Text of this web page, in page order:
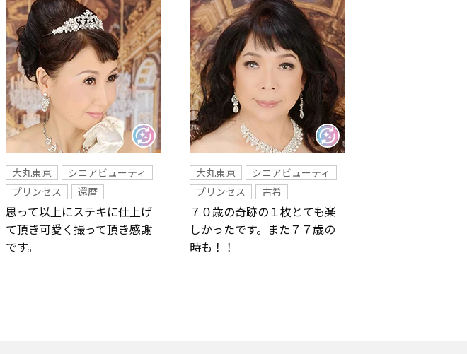
大丸東京
シニアビューティ
プリンセス
還暦
思って以上にステキに仕上げ
て頂き可愛く撮って頂き感謝
です。
大丸東京
シニアビューティ
プリンセス
古希
７０歳の奇跡の１枚とても楽
しかったです。また７７歳の
時も！！